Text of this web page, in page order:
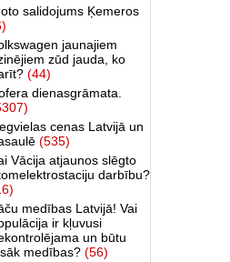
salidojums Ķemeros
jaunajiem
zūd jauda, ko
(44)
dienasgrāmata.
cenas Latvijā un
(535)
Vācija atjaunos slēgto
darbību?
medības Latvijā! Vai
ir kļuvusi
un būtu
medības? (56)